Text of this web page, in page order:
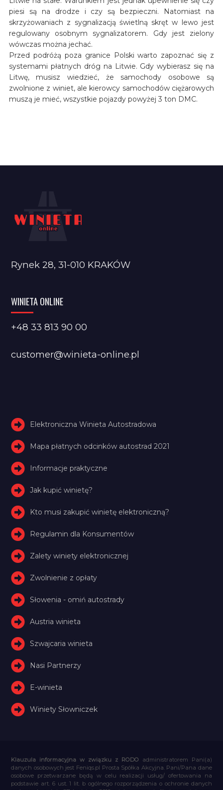
piesi są na drodze i czy są bezpieczni. Natomiast na
skrzyżowaniach z sygnalizacją świetlną skręt w lewo jest
regulowany osobnym sygnalizatorem. Gdy jest zielony
wówczas można jechać.
Przed podróżą poza granice Polski warto zapoznać się z
systemami płatnych dróg na Litwie. Gdy wybierasz się na
Litwę, musisz wiedzieć, że samochody osobowe są
zwolnione z winiet, ale kierowcy samochodów ciężarowych
muszą je mieć, wszystkie pojazdy powyżej 3 ton DMC.
Rynek 28, 31-010 KRAKÓW
WINIETA ONLINE
+48 33 813 90 00
customer@winieta-online.pl
Elektroniczna Winieta Autostradowa
Mapa płatnych odcinków autostrad 2021
Informacje praktyczne
Jak kupić winietę?
Kto musi zakupić winietę elektroniczną?
Regulamin dla Konsumentów
Zalety winiety elektronicznej
Zwolnienie z opłaty
Słowenia - omiń autostrady
Austria winieta
Szwajcaria winieta
Nasi Partnerzy
E-winieta
Winiety Słowniczek
Klauzula informacyjna w związku z RODO administratorem Pani(a)
danych osobowych jest Feniqs.pl Prosta Spółka Akcyjna. Pani/Pana dane
osobowe przetwarzane będą w celu realizacji usług/ ofertowania na
podstawie art. 6 ust. 1 lit. b ogólnego rozporządzenia o ochronie danych